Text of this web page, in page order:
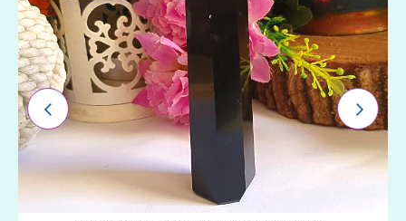
FAVORITOS
ANTERIOR